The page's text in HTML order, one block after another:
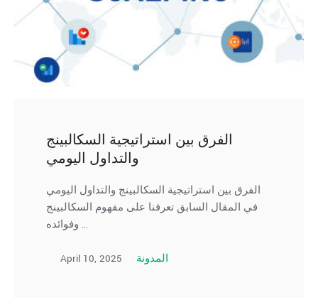
الفرق بين استراتيجية السكالبينج
والتداول اليومي
الفرق بين استراتيجية السكالبينج والتداول اليومي
في المقال السابق تعرفنا على مفهوم السكالبينج
وفوائده …
April 10, 2025 المدونة